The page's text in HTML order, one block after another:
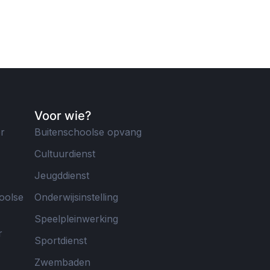
Voor wie?
Buitenschoolse opvang
Cultuurdienst
Jeugddienst
Onderwijsinstelling
Speelpleinwerking
Sportdienst
Zwembaden